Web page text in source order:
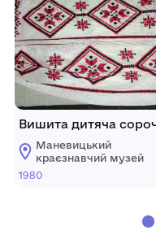
Вишита дитяча
Маневицький
краєзнавчий музей
1980